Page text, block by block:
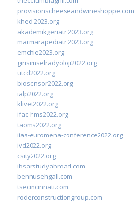
provisionscheeseandwineshoppe.com
khedi2023.org
akademikgeriatri2023.org
marmarapediatri2023.org
emchie2023.org
girisimselradyoloji2022.org
utcd2022.org
biosensor2022.org
ialp2022.org
klivet2022.org
ifac-hms2022.org
taoms2022.org
iias-euromena-conference2022.org
ivd2022.org
csity2022.org
ibsarstudyabroad.com
bennusehgall.com
tsecincinnati.com
roderconstructiongroup.com